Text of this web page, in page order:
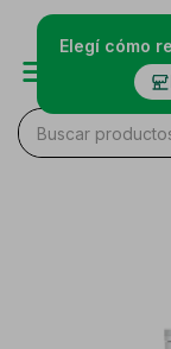
Elegí cómo